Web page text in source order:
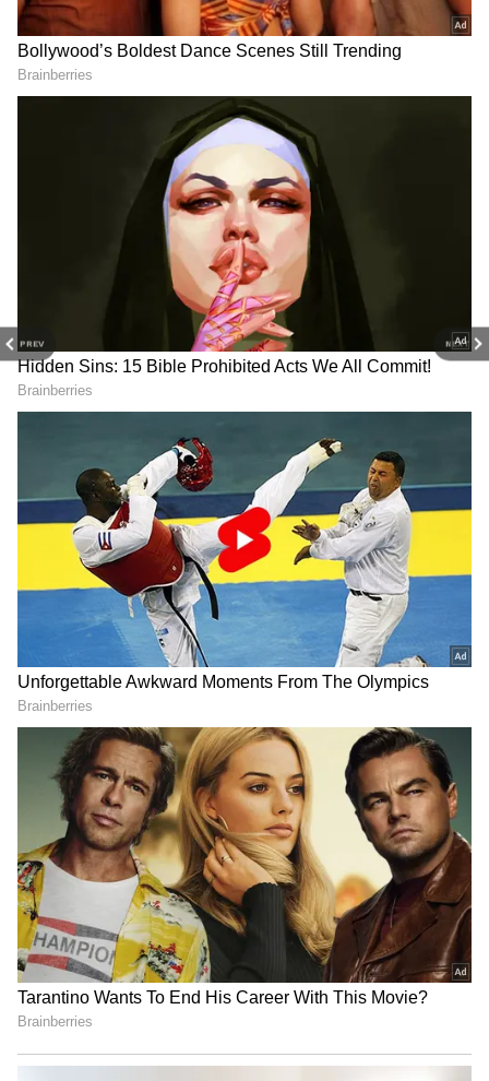
PREV NEXT
3
6
IPL 2024 Final KKR vs SRH 26 May 2024 live
அவரது முதல் ஓவரில் 3 பந்தில் ரன் எடுக்காத நிலையில் 4ஆவது
பந்தில் அபிஷேக் சர்மா 2 ரன்கள் எடுத்தார். ஆனால், அவர் 5ஆவது
பந்தில் கிளீன் போல்டாகி வெளியேறினார். 2ஆவது ஓவரை வைபவ்
அரோரா வீசினார். அந்த ஓவரின் கடைசி பந்தில் டிராவிஸ் ஹெட்
கோல்டன் டக் முறையில் ஆட்டமிழந்தார். இந்த சீசனில் கடைசியாக
விளையாடிய 4 போட்டிகளில் முறையே 0(1), 0(2), 34(28), 0(1) என்று
ரன்கள் எடுத்து ஆட்டமிழந்துள்ளார்.